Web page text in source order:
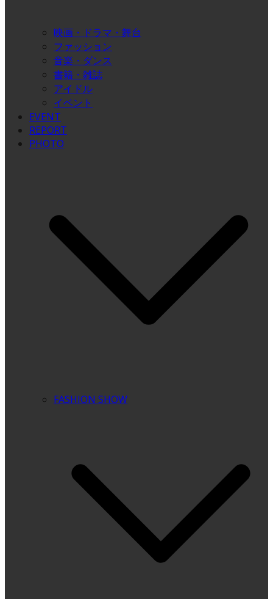
映画・ドラマ・舞台
ファッション
音楽・ダンス
書籍・雑誌
アイドル
イベント
EVENT
REPORT
PHOTO
FASHION SHOW